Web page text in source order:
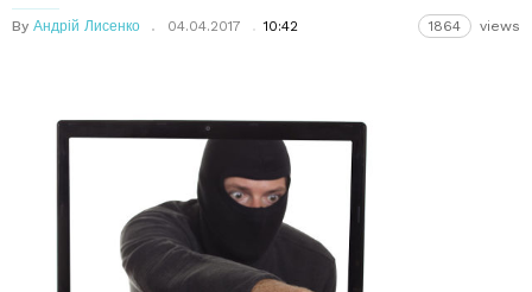
By Андрій Лисенко 04.04.2017 10:42 1864 views